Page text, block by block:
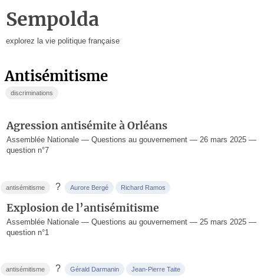
Sempolda
explorez la vie politique française
antisémitisme
discriminations
Agression antisémite à Orléans
Assemblée Nationale — Questions au gouvernement — 26 mars 2025 —
question n°7
antisémitisme ? Aurore Bergé Richard Ramos
Explosion de l’antisémitisme
Assemblée Nationale — Questions au gouvernement — 25 mars 2025 —
question n°1
antisémitisme ? Gérald Darmanin Jean-Pierre Taite